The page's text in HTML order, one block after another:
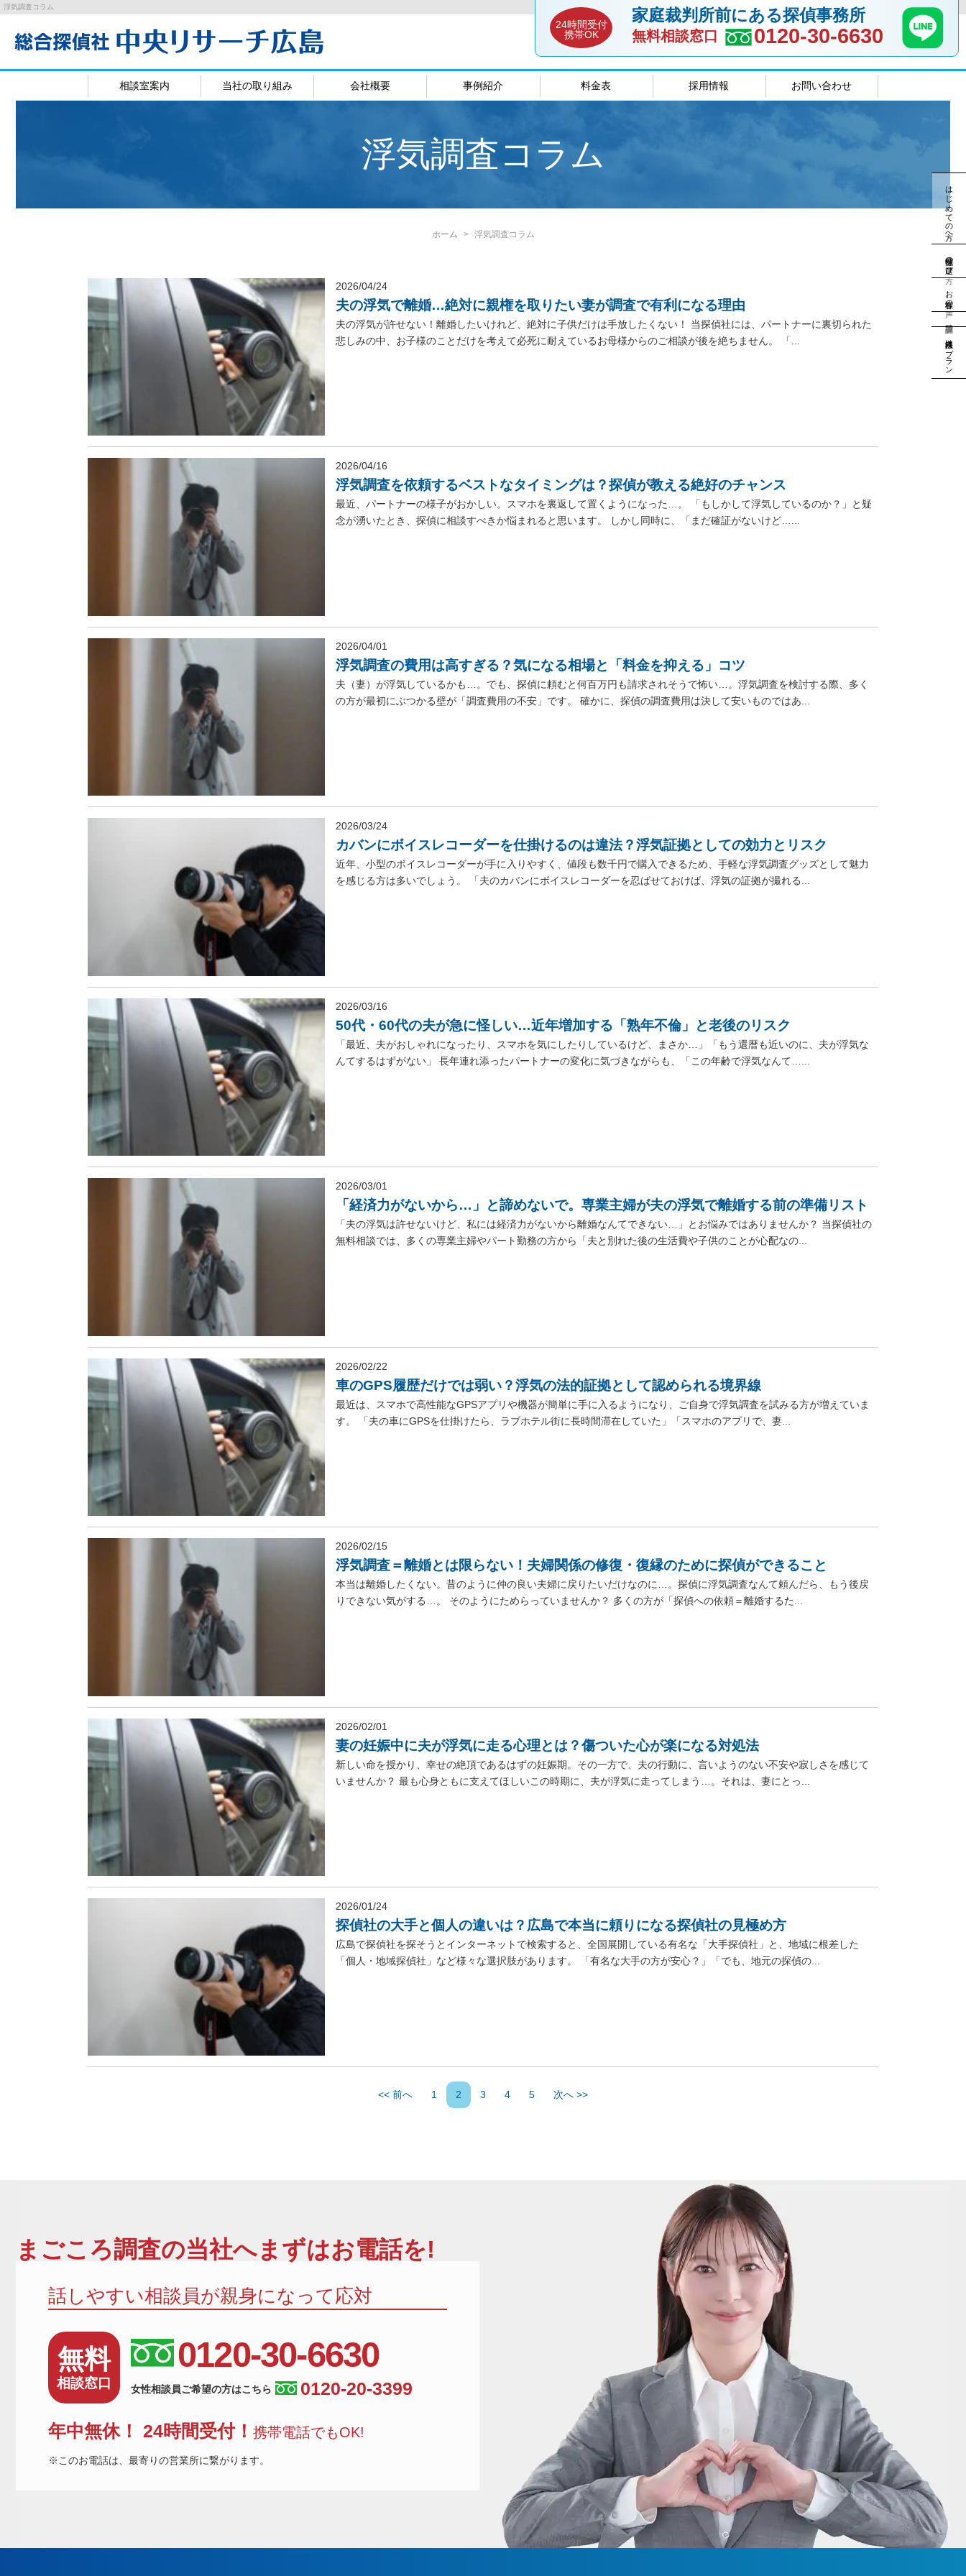
浮気調査コラム
24時間受付
携帯OK
家庭裁判所前にある探偵事務所
無料相談窓口 0120-30-6630
はじめての方へ
探偵社の選び方
お客様の声
法人様向けプラン
相談室案内
島根相談室
当社の取り組み 会社概要 事例紹介 料金表 採用情報 お問い合わせ
浮気調査コラム
ホーム 浮気調査コラム
2026/04/24
夫の浮気で離婚…絶対に親権を取りたい妻が調査で有利になる理由
夫の浮気が許せない！離婚したいけれど、絶対に子供だけは手放したくない！ 当探偵社には、パートナーに裏切られた
悲しみの中、お子様のことだけを考えて必死に耐えているお母様からのご相談が後を絶ちません。 「...
2026/04/16
浮気調査を依頼するベストなタイミングは？探偵が教える絶好のチャンス
最近、パートナーの様子がおかしい。スマホを裏返して置くようになった…。 「もしかして浮気しているのか？」と疑
念が湧いたとき、探偵に相談すべきか悩まれると思います。 しかし同時に、「まだ確証がないけど…...
2026/04/01
浮気調査の費用は高すぎる？気になる相場と「料金を抑える」コツ
夫（妻）が浮気しているかも…。でも、探偵に頼むと何百万円も請求されそうで怖い…。浮気調査を検討する際、多く
の方が最初にぶつかる壁が「調査費用の不安」です。 確かに、探偵の調査費用は決して安いものではあ...
2026/03/24
カバンにボイスレコーダーを仕掛けるのは違法？浮気証拠としての効力とリスク
近年、小型のボイスレコーダーが手に入りやすく、値段も数千円で購入できるため、手軽な浮気調査グッズとして魅力
を感じる方は多いでしょう。 「夫のカバンにボイスレコーダーを忍ばせておけば、浮気の証拠が撮れる...
2026/03/16
50代・60代の夫が急に怪しい…近年増加する「熟年不倫」と老後のリスク
「最近、夫がおしゃれになったり、スマホを気にしたりしているけど、まさか…」「もう還暦も近いのに、夫が浮気な
んてするはずがない」 長年連れ添ったパートナーの変化に気づきながらも、「この年齢で浮気なんて…...
2026/03/01
「経済力がないから…」と諦めないで。専業主婦が夫の浮気で離婚する前の準備リスト
「夫の浮気は許せないけど、私には経済力がないから離婚なんてできない…」とお悩みではありませんか？ 当探偵社の
無料相談では、多くの専業主婦やパート勤務の方から「夫と別れた後の生活費や子供のことが心配なの...
2026/02/22
車のGPS履歴だけでは弱い？浮気の法的証拠として認められる境界線
最近は、スマホで高性能なGPSアプリや機器が簡単に手に入るようになり、ご自身で浮気調査を試みる方が増えていま
す。 「夫の車にGPSを仕掛けたら、ラブホテル街に長時間滞在していた」「スマホのアプリで、妻...
2026/02/15
浮気調査＝離婚とは限らない！夫婦関係の修復・復縁のために探偵ができること
本当は離婚したくない。昔のように仲の良い夫婦に戻りたいだけなのに…。探偵に浮気調査なんて頼んだら、もう後戻
りできない気がする…。 そのようにためらっていませんか？ 多くの方が「探偵への依頼＝離婚するた...
2026/02/01
妻の妊娠中に夫が浮気に走る心理とは？傷ついた心が楽になる対処法
新しい命を授かり、幸せの絶頂であるはずの妊娠期。その一方で、夫の行動に、言いようのない不安や寂しさを感じて
いませんか？ 最も心身ともに支えてほしいこの時期に、夫が浮気に走ってしまう…。それは、妻にとっ...
2026/01/24
探偵社の大手と個人の違いは？広島で本当に頼りになる探偵社の見極め方
広島で探偵社を探そうとインターネットで検索すると、全国展開している有名な「大手探偵社」と、地域に根差した
「個人・地域探偵社」など様々な選択肢があります。 「有名な大手の方が安心？」「でも、地元の探偵の...
<< 前へ 1 2 3 4 5 次へ >>
まごころ調査の当社へまずはお電話を!
話しやすい相談員が親身になって応対
無料
相談窓口
0120-30-6630相談窓口電話番号:0120-30-6630
女性相談員ご希望の方はこちら 0120-20-3399
年中無休！ 24時間受付！ 携帯電話でもOK!
※このお電話は、最寄りの営業所に繋がります。